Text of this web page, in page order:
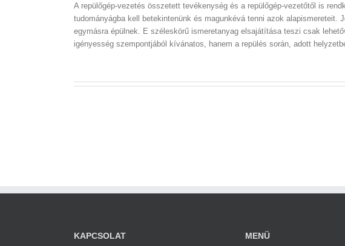
A repülőgép-vezetés összetett tevékenység és a repülőgép-vezetőtől is
tudományágba kell betekintenünk és magunkévá tenni azok
egymásra épülnek. E széleskörű ismeretanyag elsajátítása teszi csak
igényesség szempontjából kívánatos, hanem a repülés során, adott
KAPCSOLAT MENÜ